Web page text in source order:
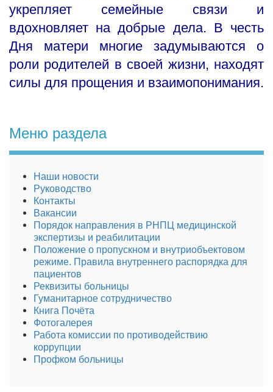
укрепляет семейные связи и
вдохновляет на добрые дела. В честь
Дня матери многие задумываются о
роли родителей в своей жизни, находят
силы для прощения и взаимопонимания.
Меню раздела
Наши новости
Руководство
Контакты
Вакансии
Порядок направления в РНПЦ медицинской
экспертизы и реабилитации
Положение о пропускном и внутриобъектовом
режиме. Правила внутреннего распорядка для
пациентов
Реквизиты больницы
Гуманитарное сотрудничество
Книга Почёта
Фотогалерея
Работа комиссии по противодействию
коррупции
Профком больницы